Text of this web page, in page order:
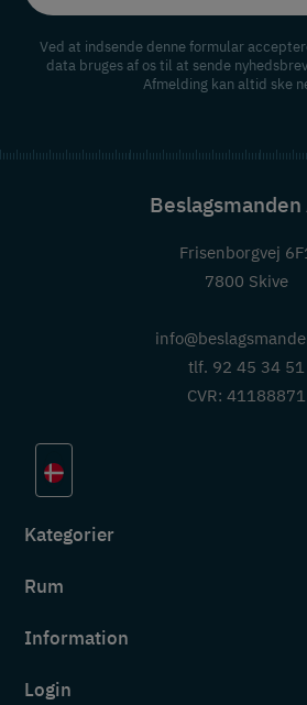
Ved at indsende denne formular
data bruges af os til at sende
Afmelding kan altid ske
Beslagsmanden
Frisenborgvej
7800 Skive
tlf. 92 45 34 51
CVR: 41188871
Kategorier
Rum
Information
Login